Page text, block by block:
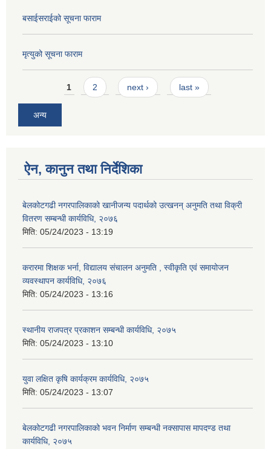
बसाईसराईको सूचना फाराम
मृत्युको सूचना फाराम
Pages1 2 next › last »
अन्य
ऐन, कानुन तथा निर्देशिका
बेलकोटगढी नगरपालिकाको खानीजन्य पदार्थको उत्खनन् अनुमति तथा विक्री
वितरण सम्बन्धी कार्यविधि, २०७६
मिति: 05/24/2023 - 13:19
करारमा शिक्षक भर्ना, विद्यालय संचालन अनुमति , स्वीकृति एवं समायोजन
व्यवस्थापन कार्यविधि, २०७६
मिति: 05/24/2023 - 13:16
स्थानीय राजपत्र प्रकाशन सम्बन्धी कार्यविधि, २०७५
मिति: 05/24/2023 - 13:10
युवा लक्षित कृषि कार्यक्रम कार्यविधि, २०७५
मिति: 05/24/2023 - 13:07
बेलकोटगढी नगरपालिकाको भवन निर्माण सम्बन्धी नक्सापास मापदण्ड तथा
कार्यविधि, २०७५